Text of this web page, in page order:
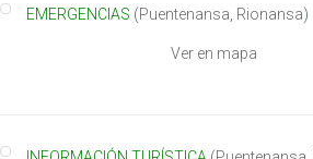
EMERGENCIAS (Puentenansa, Rionansa)
Ver en mapa